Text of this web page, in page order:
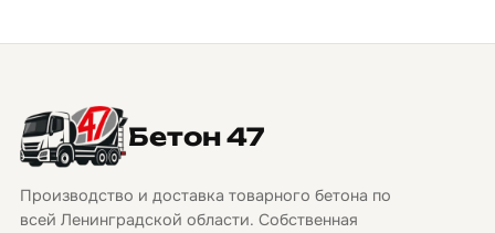
Бетон 47
Производство и доставка товарного бетона по
всей Ленинградской области. Собственная